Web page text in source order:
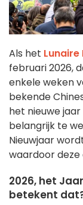
Als het Lunaire
februari 2026,
enkele weken
bekende
het nieuwe
belangrijk te
Nieuwjaar
waardoor deze
2026, het
betekent